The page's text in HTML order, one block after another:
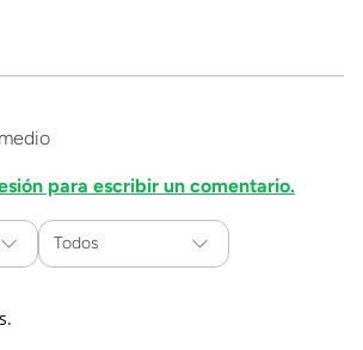
para escribir un comentario.
Todos